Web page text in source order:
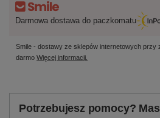
Darmowa dostawa do paczkomatu
Smile - dostawy ze sklepów internetowych przy
darmo Więcej informacji.
Potrzebujesz pomocy?